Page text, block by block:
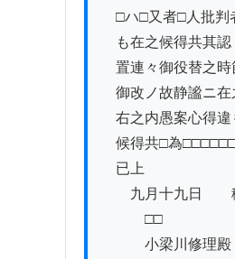
□ハ□又者□人批判
も在之候得共其認
置連々御役替之時
御改ノ故静謐ニ在
右之内愚案心得違
候得共□為
已上
九月十九日　　
□□
小梁川修理殿